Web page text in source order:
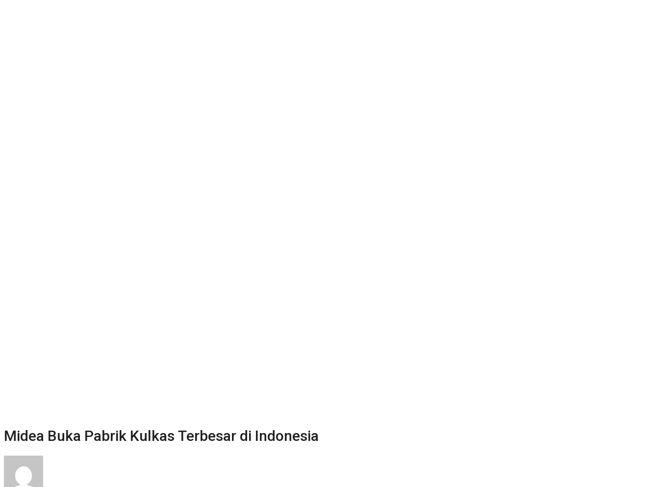
Midea Buka Pabrik Kulkas Terbesar di Indonesia